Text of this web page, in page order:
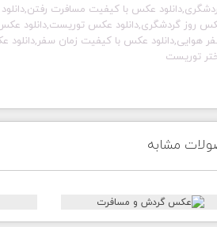
عکس با کیفیت مسافرت
روز گردشگری,دانلود عکس توریست,دانلود
هوایی,دانلود عکس با کیفیت زمان
توریست
مشابه